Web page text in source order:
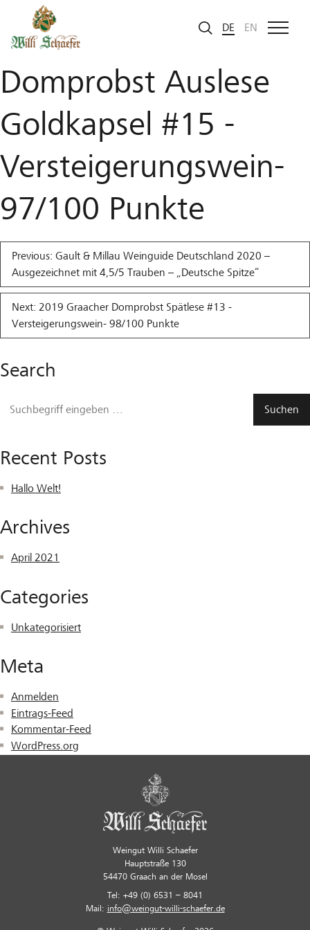
DE
EN
2019 Graacher
Domprobst Auslese
Goldkapsel #15 -
Versteigerungswein-
97/100 Punkte
Beitragsnavigation
Previous: Gault & Millau Weinguide Deutschland 2020 –
Ausgezeichnet mit 4,5/5 Trauben – „Deutsche Spitze“
Next: 2019 Graacher Domprobst Spätlese #13 -
Versteigerungswein- 98/100 Punkte
Search
Recent Posts
Hallo Welt!
Archives
April 2021
Categories
Unkategorisiert
Meta
Anmelden
Eintrags-Feed
Kommentar-Feed
WordPress.org
Weingut Willi Schaefer
Hauptstraße 130
54470 Graach an der Mosel
Tel: +49 (0) 6531 – 8041
Mail: info@weingut-willi-schaefer.de